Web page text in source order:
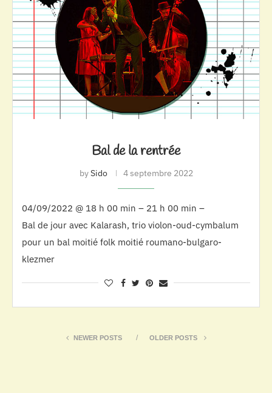
Bal de la rentrée
bySido 4 septembre 2022
04/09/2022 @ 18 h 00 min – 21 h 00 min –
Bal de jour avec Kalarash, trio violon-oud-cymbalum
pour un bal moitié folk moitié roumano-bulgaro-
klezmer
NEWER POSTS OLDER POSTS